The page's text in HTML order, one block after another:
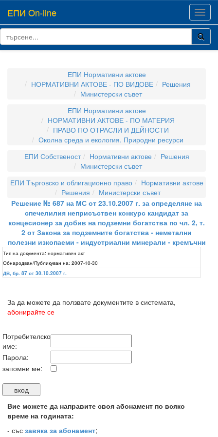
ЕПИ On-line
ЕПИ Нормативни актове
НОРМАТИВНИ АКТОВЕ - ПО ВИДОВЕ
Решения
Министерски съвет
ЕПИ Нормативни актове
НОРМАТИВНИ АКТОВЕ - ПО МАТЕРИЯ
ПРАВО ПО ОТРАСЛИ И ДЕЙНОСТИ
Околна среда и екология. Природни ресурси
ЕПИ Собственост
Нормативни актове
Решения
Министерски съвет
ЕПИ Търговско и облигационно право
Нормативни актове
Решения
Министерски съвет
Решение № 687 на МС от 23.10.2007 г. за определяне на
спечелилия неприсъствен конкурс кандидат за
концесионер за добив на подземни богатства по чл. 2, т.
2 от Закона за подземните богатства - неметални
полезни изкопаеми - индустриални минерали - кремъчни
Тип на документа: нормативен акт
Обнародван/Публикуван на: 2007-10-30
ДВ, бр. 87 от 30.10.2007 г.
За да можете да ползвате документите в системата,
абонирайте се
Потребителско
име:
Парола:
запомни ме:
Вие можете да направите своя абонамент по всяко
време на годината:
- със завяка за абонамент;